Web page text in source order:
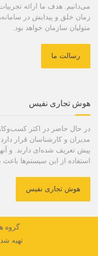
می‌دانیم. هدف ما ارائه
زمان خلق و پیدایش در
متولیان سازمان خواهد بود.
رسالت ما
هوش تجاری نفیس
در حال حاضر در اکثر
مدیران و کارشناسان قرار
پیش تعریف شده‌ای دارند. و
استفاده از این سیستم‌ها
هوش تجاری نفیس
گروه
تهیه